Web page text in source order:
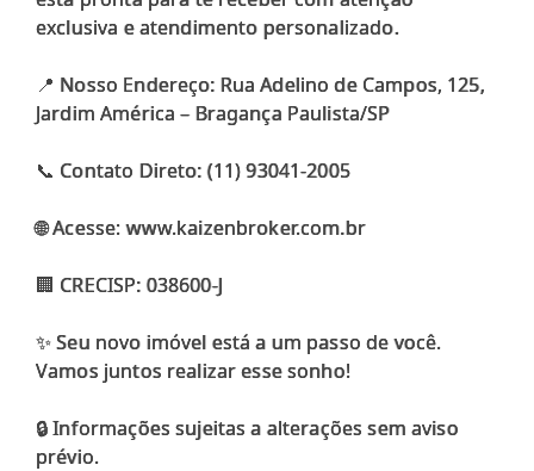
exclusiva e atendimento personalizado.
📍 Nosso Endereço: Rua Adelino de Campos, 125,
Jardim América – Bragança Paulista/SP
📞 Contato Direto: (11) 93041-2005
🌐 Acesse: www.kaizenbroker.com.br
🏢 CRECISP: 038600-J
✨ Seu novo imóvel está a um passo de você.
Vamos juntos realizar esse sonho!
🔒 Informações sujeitas a alterações sem aviso
prévio.